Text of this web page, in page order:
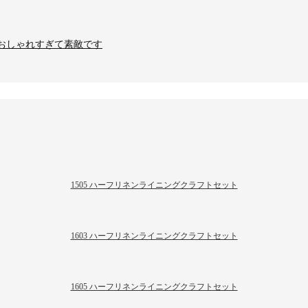
しゃれすぎて素敵です
1505 ハーフリネンライニングクラフトセット
1603 ハーフリネンライニングクラフトセット
1605 ハーフリネンライニングクラフトセット